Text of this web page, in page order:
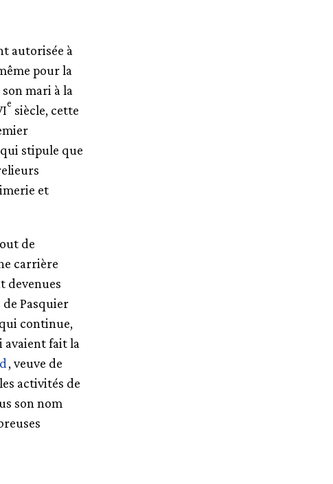
autorisée à
pour la
mari à la
e siècle, cette
stipule que
et
de
carrière
devenues
Pasquier
continue,
avaient fait la
, veuve de
activités de
son nom